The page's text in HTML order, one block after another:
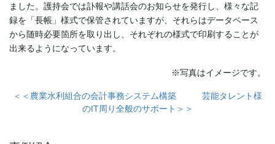
ました。護持会では訃報や講話会のお知らせを発行し、様々な記
録を「長帳」様式で保管されていますが、それらはデータベース
から随時必要箇所を取り出し、それぞれの様式で印刷することが
出来るようになっています。
※写真はイメージです。
＜＜農業水利組合の会計事務システム構築
芸能タレント様
のIT周り全般のサポート＞＞